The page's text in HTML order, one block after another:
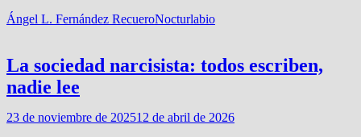
Ángel L. Fernández RecueroNocturlabio
La sociedad narcisista: todos escriben,
nadie lee
23 de noviembre de 202512 de abril de 2026